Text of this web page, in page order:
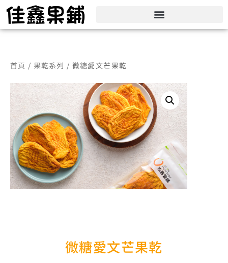
首頁 / 果乾系列 / 微糖愛文芒果乾
微糖愛文芒果乾